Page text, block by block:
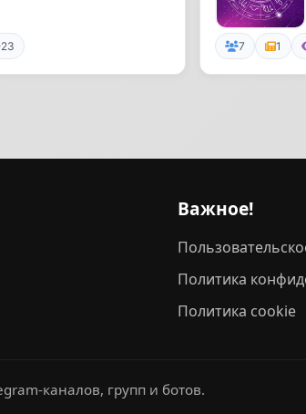
23 7 1
Важное!
Политика
Политика cookie
каналов, групп и ботов.